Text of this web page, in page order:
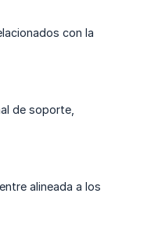
con la
de soporte,
alineada a los